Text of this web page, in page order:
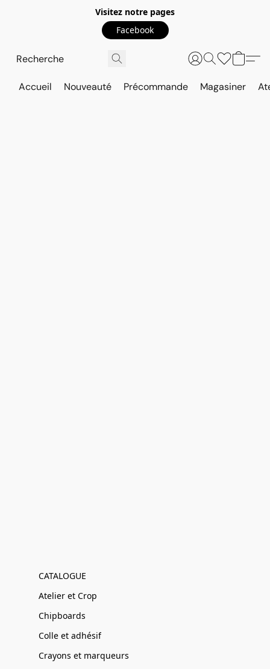
Visitez notre pages
Facebook
Accueil Nouveauté Précommande Magasiner
CATALOGUE
Atelier et Crop
Chipboards
Colle et adhésif
Crayons et marqueurs